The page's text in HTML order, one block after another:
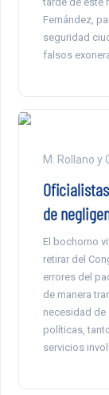
Fernández,
seguridad
falsos
M. Rollano y
de
El bochorno
retirar del
errores del
de manera
necesidad de
políticas,
servicios